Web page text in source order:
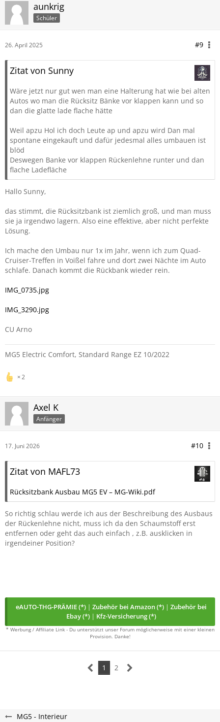
aunkrig
Schüler
26. April 2025 #9
Zitat von Sunny
Wäre jetzt nur gut wen man eine Halterung hat wie bei alten
Autos wo man die Rücksitz Bänke vor klappen kann und so
dan die glatte lade flache hätte
Weil apzu Hol ich doch Leute ap und apzu wird Dan mal
spontane eingekauft und dafür jedesmal alles umbauen ist
blöd
Deswegen Banke vor klappen Rückenlehne runter und dan
flache Ladefläche
Hallo Sunny,
das stimmt, die Rücksitzbank ist ziemlich groß, und man muss
sie ja irgendwo lagern. Also eine effektive, aber nicht perfekte
Lösung.
Ich mache den Umbau nur 1x im Jahr, wenn ich zum Quad-
Cruiser-Treffen in Voißel fahre und dort zwei Nächte im Auto
schlafe. Danach kommt die Rückbank wieder rein.
IMG_0735.jpg
IMG_3290.jpg
CU Arno
MG5 Electric Comfort, Standard Range EZ 10/2022
2
Axel K
Anfänger
17. Juni 2026 #10
Zitat von MAFL73
Rücksitzbank Ausbau MG5 EV – MG-Wiki.pdf
So richtig schlau werde ich aus der Beschreibung des Ausbaus
der Rückenlehne nicht, muss ich da den Schaumstoff erst
entfernen oder geht das auch einfach , z.B. ausklicken in
irgendeiner Position?
eAUTO-THG-PRÄMIE (*) | Zubehör bei Amazon (*) | Zubehör bei
Ebay (*) | Kfz-Versicherung (*)
* Werbung / Affiliate Link - Du unterstützt unser Forum möglicherweise mit einer kleinen
Provision. Danke!
1 2
MG5 - Interieur